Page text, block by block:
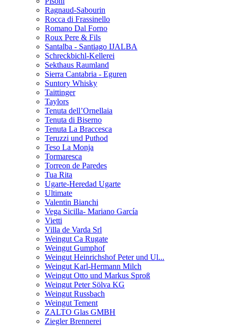
Ragnaud-Sabourin
Rocca di Frassinello
Romano Dal Forno
Roux Pere & Fils
Santalba - Santiago IJALBA
Schreckbichl-Kellerei
Sekthaus Raumland
Sierra Cantabria - Eguren
Suntory Whisky
Taittinger
Taylors
Tenuta dell’Ornellaia
Tenuta di Biserno
Tenuta La Braccesca
Teruzzi und Puthod
Teso La Monja
Tormaresca
Torreon de Paredes
Tua Rita
Ugarte-Heredad Ugarte
Ultimate
Valentin Bianchi
Vega Sicilla- Mariano García
Vietti
Villa de Varda Srl
Weingut Ca Rugate
Weingut Gumphof
Weingut Heinrichshof Peter und Ul...
Weingut Karl-Hermann Milch
Weingut Otto und Markus Sproß
Weingut Peter Sölva KG
Weingut Russbach
Weingut Tement
ZALTO Glas GMBH
Ziegler Brennerei